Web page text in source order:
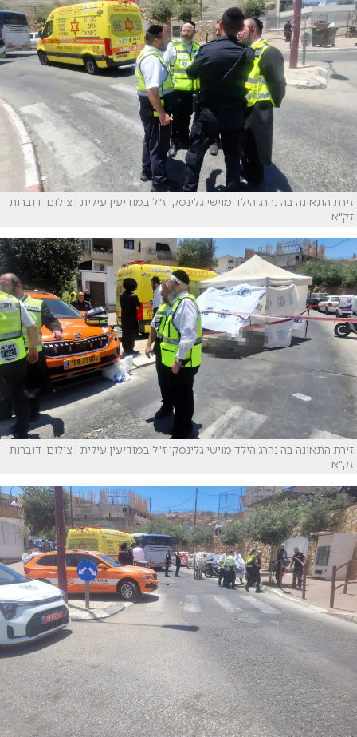
זירת התאונה בה נהרג הילד מוישי גלינסקי ז"ל במודיעין עילית | צילום: דוברות
זק"א.
זירת התאונה בה נהרג הילד מוישי גלינסקי ז"ל במודיעין עילית | צילום: דוברות
זק"א.